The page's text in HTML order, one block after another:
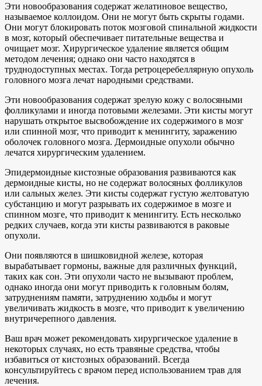
Эти новообразования содержат желатиновое вещество,
называемое коллоидом. Они не могут быть скрыты годами.
Они могут блокировать поток мозговой спинальной жидкости
в мозг, который обеспечивает питательные вещества и
очищает мозг. Хирургическое удаление является общим
методом лечения; однако они часто находятся в
труднодоступных местах. Тогда ретроцеребеллярную опухоль
головного мозга лечат народными средствами.
Эти новообразования содержат зрелую кожу с волосяными
фолликулами и иногда потовыми железами. Эти кисты могут
нарушать открытое высвобождение их содержимого в мозг
или спинной мозг, что приводит к менингиту, заражению
оболочек головного мозга. Дермоидные опухоли обычно
лечатся хирургическим удалением.
Эпидермоидные кистозные образования развиваются как
дермоидные кисты, но не содержат волосяных фолликулов
или сальных желез. Эти кисты содержат густую желтоватую
субстанцию ​​и могут разрывать их содержимое в мозге и
спинном мозге, что приводит к менингиту. Есть несколько
редких случаев, когда эти кисты развиваются в раковые
опухоли.
Они появляются в шишковидной железе, которая
вырабатывает гормоны, важные для различных функций,
таких как сон. Эти опухоли часто не вызывают проблем,
однако иногда они могут приводить к головным болям,
затруднениям памяти, затруднению ходьбы и могут
увеличивать жидкость в мозге, что приводит к увеличению
внутричерепного давления.
Ваш врач может рекомендовать хирургическое удаление в
некоторых случаях, но есть травяные средства, чтобы
избавиться от кистозных образований. Всегда
консультируйтесь с врачом перед использованием трав для
лечения.